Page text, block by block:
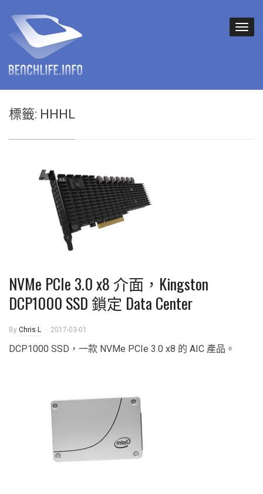
標籤: HHHL
NVMe PCIe 3.0 x8 介面，Kingston
DCP1000 SSD 鎖定 Data Center
By Chris.L 2017-03-01
DCP1000 SSD，一款 NVMe PCIe 3.0 x8 的 AIC 產品。